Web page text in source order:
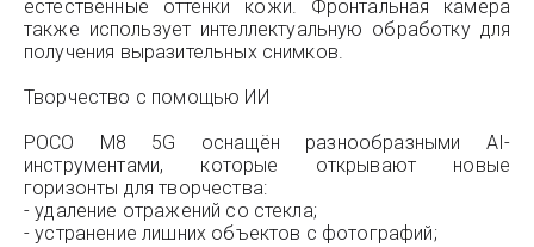
естественные оттенки кожи. Фронтальная камера
также использует интеллектуальную обработку для
получения выразительных снимков.
Творчество с помощью ИИ
POCO M8 5G оснащён разнообразными AI-
инструментами, которые открывают новые
горизонты для творчества:
- удаление отражений со стекла;
- устранение лишних объектов с фотографий;